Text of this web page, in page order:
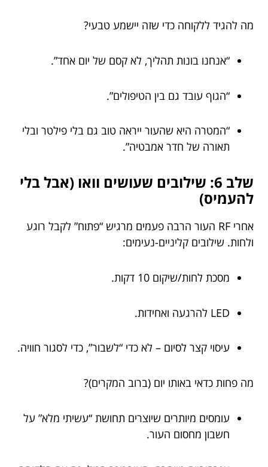
מה להגיד ללקוחה כדי שזה יישמע טבעי?
“אנחנו בונות תהליך, לא קסם של יום אחד”.
“הגוף עובד גם בין הטיפולים”.
“המטרה היא שהעור ייראה טוב גם בלי פילטר ובלי
תאורה של חדר אמבטיה”.
שלב 6: שילובים שעושים וואו (אבל בלי
להעמיס)
אחרי RF העור הרבה פעמים מרגיש “פתוח” לקבל רוגע
ולחות. שילובים קליניים-נעימים:
מסכת לחות/שיקום 10 דקות.
LED להרגעה ואחידות.
עיסוי קצר לסיום – לא כדי “לשבור”, כדי לסגור חוויה.
מה פחות כדאי באותו יום (ברוב המקרים)?
עומסים מיותרים שיוצרים תחושת “עשיתי מלא” על
חשבון מחסום העור.